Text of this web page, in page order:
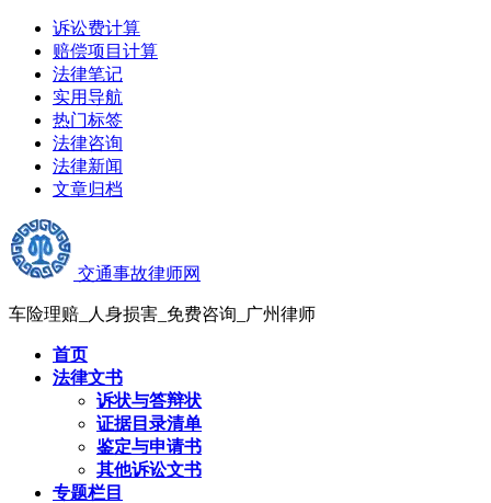
诉讼费计算
赔偿项目计算
法律笔记
实用导航
热门标签
法律咨询
法律新闻
文章归档
交通事故律师网
车险理赔_人身损害_免费咨询_广州律师
首页
法律文书
诉状与答辩状
证据目录清单
鉴定与申请书
其他诉讼文书
专题栏目